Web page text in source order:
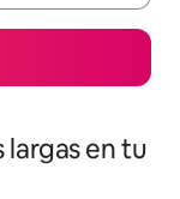
en tu